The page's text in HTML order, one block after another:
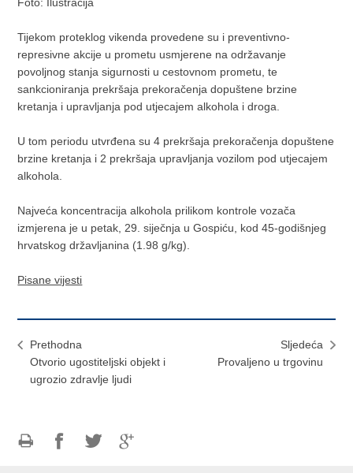
Tijekom proteklog vikenda provedene su i preventivno-
represivne akcije u prometu usmjerene na održavanje
povoljnog stanja sigurnosti u cestovnom prometu, te
sankcioniranja prekršaja prekoračenja dopuštene brzine
kretanja i upravljanja pod utjecajem alkohola i droga.
U tom periodu utvrđena su 4 prekršaja prekoračenja dopuštene
brzine kretanja i 2 prekršaja upravljanja vozilom pod utjecajem
alkohola.
Najveća koncentracija alkohola prilikom kontrole vozača
izmjerena je u petak, 29. siječnja u Gospiću, kod 45-godišnjeg
hrvatskog državljanina (1.98 g/kg).
Pisane vijesti
Prethodna
Otvorio ugostiteljski objekt i
ugrozio zdravlje ljudi
Sljedeća
Provaljeno u trgovinu